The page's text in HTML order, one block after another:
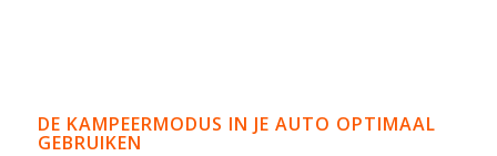
DE KAMPEERMODUS IN JE AUTO OPTIMAAL
GEBRUIKEN